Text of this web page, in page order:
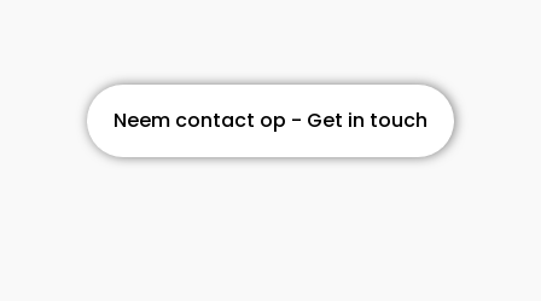
Neem contact op - Get in touch